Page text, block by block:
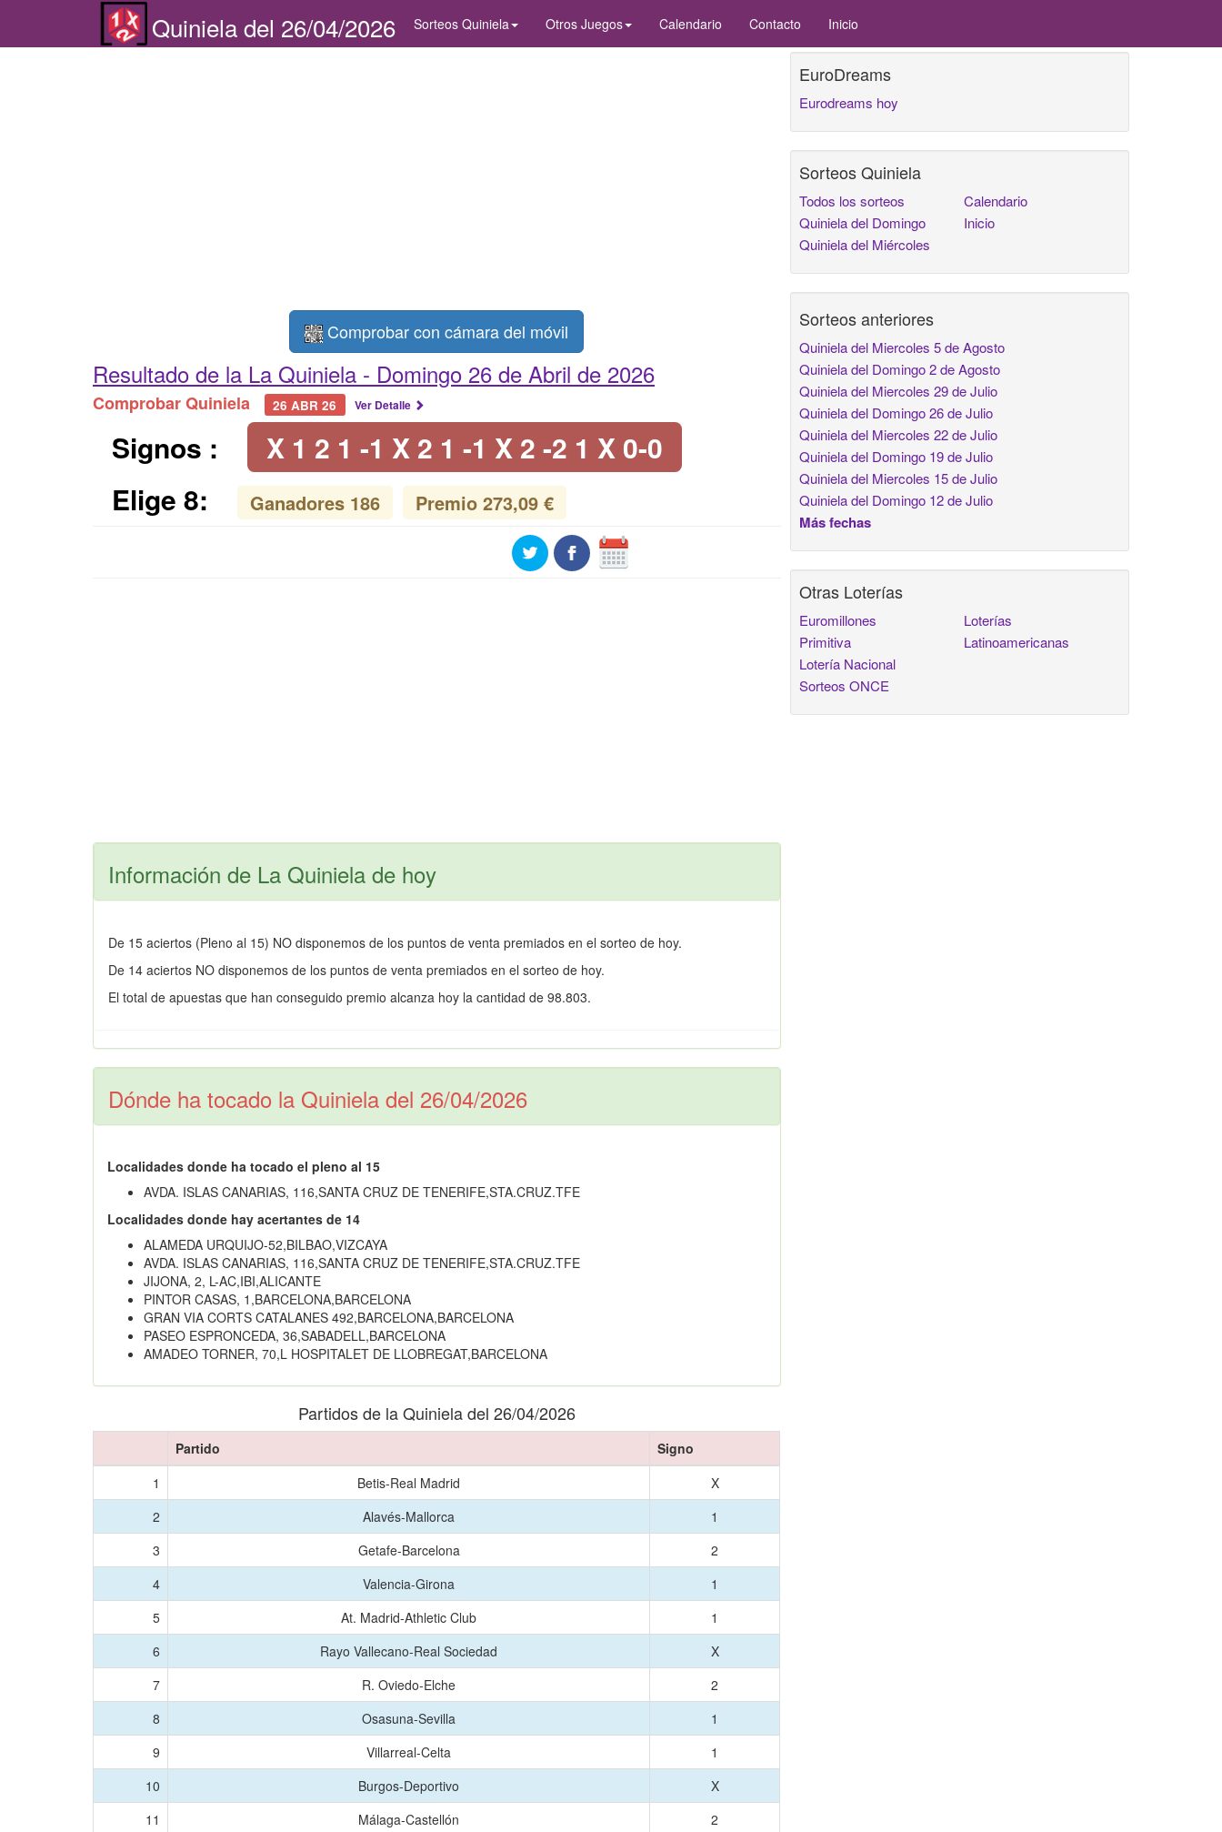
Quiniela del 26/04/2026 Sorteos Quiniela Otros Juegos Calendario Contacto Inicio
Comprobar con cámara del móvil
Resultado de la La Quiniela - Domingo 26 de Abril de 2026
Comprobar Quiniela 26 ABR 26 Ver Detalle
Signos :
X 1 2 1 -1 X 2 1 -1 X 2 -2 1 X 0-0
Elige 8:
Ganadores 186 Premio 273,09 €
Información de La Quiniela de hoy
De 15 aciertos (Pleno al 15) NO disponemos de los puntos de venta premiados en el sorteo de hoy.
De 14 aciertos NO disponemos de los puntos de venta premiados en el sorteo de hoy.
El total de apuestas que han conseguido premio alcanza hoy la cantidad de 98.803.
Dónde ha tocado la Quiniela del 26/04/2026
Localidades donde ha tocado el pleno al 15
AVDA. ISLAS CANARIAS, 116,SANTA CRUZ DE TENERIFE,STA.CRUZ.TFE
Localidades donde hay acertantes de 14
ALAMEDA URQUIJO-52,BILBAO,VIZCAYA
AVDA. ISLAS CANARIAS, 116,SANTA CRUZ DE TENERIFE,STA.CRUZ.TFE
JIJONA, 2, L-AC,IBI,ALICANTE
PINTOR CASAS, 1,BARCELONA,BARCELONA
GRAN VIA CORTS CATALANES 492,BARCELONA,BARCELONA
PASEO ESPRONCEDA, 36,SABADELL,BARCELONA
AMADEO TORNER, 70,L HOSPITALET DE LLOBREGAT,BARCELONA
Partidos de la Quiniela del 26/04/2026
Partido
Signo
1
Betis-Real Madrid
X
2
Alavés-Mallorca
1
3
Getafe-Barcelona
2
4
Valencia-Girona
1
5
At. Madrid-Athletic Club
1
6
Rayo Vallecano-Real Sociedad
X
7
R. Oviedo-Elche
2
8
Osasuna-Sevilla
1
9
Villarreal-Celta
1
10
Burgos-Deportivo
X
11
Málaga-Castellón
2
EuroDreams
Eurodreams hoy
Sorteos Quiniela
Todos los sorteos
Quiniela del Domingo
Quiniela del Miércoles
Calendario
Inicio
Sorteos anteriores
Quiniela del Miercoles 5 de Agosto
Quiniela del Domingo 2 de Agosto
Quiniela del Miercoles 29 de Julio
Quiniela del Domingo 26 de Julio
Quiniela del Miercoles 22 de Julio
Quiniela del Domingo 19 de Julio
Quiniela del Miercoles 15 de Julio
Quiniela del Domingo 12 de Julio
Más fechas
Otras Loterías
Euromillones
Primitiva
Lotería Nacional
Sorteos ONCE
Loterías
Latinoamericanas